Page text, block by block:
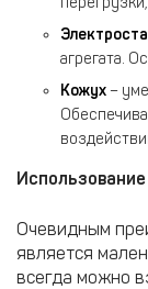
агрегата.
Кожух –
Очевидным
является
всегда можно